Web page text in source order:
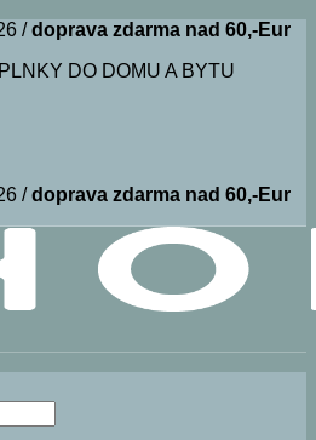
/doprava zdarma nad 60,-Eur
DO DOMU A BYTU
/doprava zdarma nad 60,-Eur